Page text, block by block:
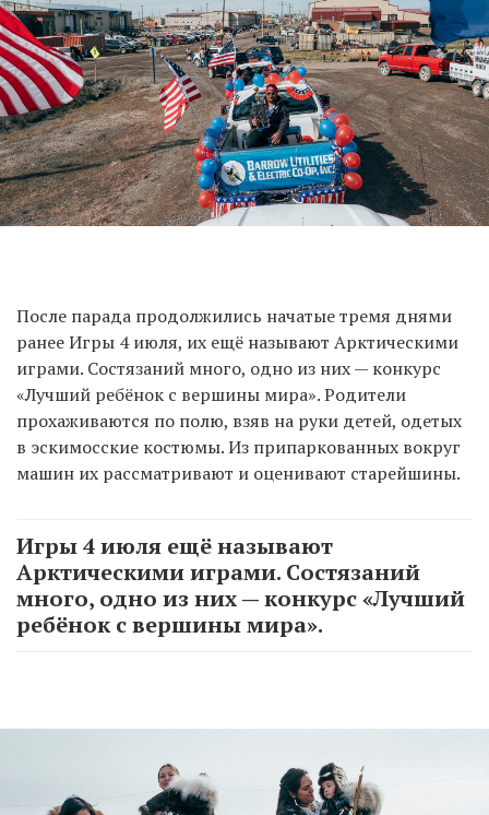
После парада продолжились начатые тремя днями
ранее Игры 4 июля, их ещё называют Арктическими
играми. Состязаний много, одно из них — конкурс
«Лучший ребёнок с вершины мира». Родители
прохаживаются по полю, взяв на руки детей, одетых
в эскимосские костюмы. Из припаркованных вокруг
машин их рассматривают и оценивают старейшины.
Игры 4 июля ещё называют
Арктическими играми. Состязаний
много, одно из них — конкурс «Лучший
ребёнок с вершины мира».